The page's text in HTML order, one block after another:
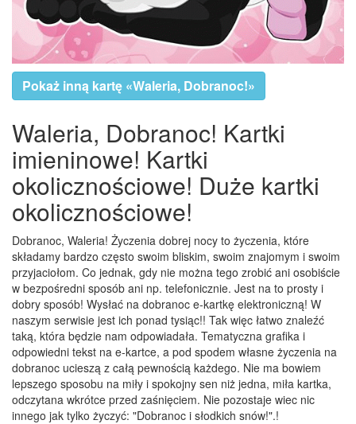
Pokaż inną kartę «Waleria, Dobranoc!»
Waleria, Dobranoc! Kartki
imieninowe! Kartki
okolicznościowe! Duże kartki
okolicznościowe!
Dobranoc, Waleria! Życzenia dobrej nocy to życzenia, które
składamy bardzo często swoim bliskim, swoim znajomym i swoim
przyjaciołom. Co jednak, gdy nie można tego zrobić ani osobiście
w bezpośredni sposób ani np. telefonicznie. Jest na to prosty i
dobry sposób! Wysłać na dobranoc e-kartkę elektroniczną! W
naszym serwisie jest ich ponad tysiąc!! Tak więc łatwo znaleźć
taką, która będzie nam odpowiadała. Tematyczna grafika i
odpowiedni tekst na e-kartce, a pod spodem własne życzenia na
dobranoc ucieszą z całą pewnością każdego. Nie ma bowiem
lepszego sposobu na miły i spokojny sen niż jedna, miła kartka,
odczytana wkrótce przed zaśnięciem. Nie pozostaje wiec nic
innego jak tylko życzyć: "Dobranoc i słodkich snów!".!